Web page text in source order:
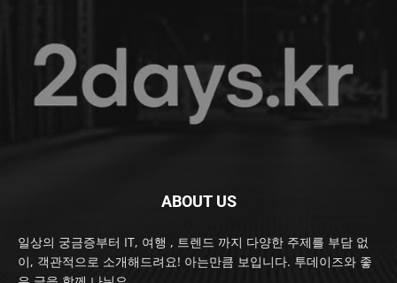
ABOUT US
일상의 궁금증부터 IT, 여행 , 트렌드 까지 다양한 주제를 부담 없
이, 객관적으로 소개해드려요! 아는만큼 보입니다. 투데이즈와 좋